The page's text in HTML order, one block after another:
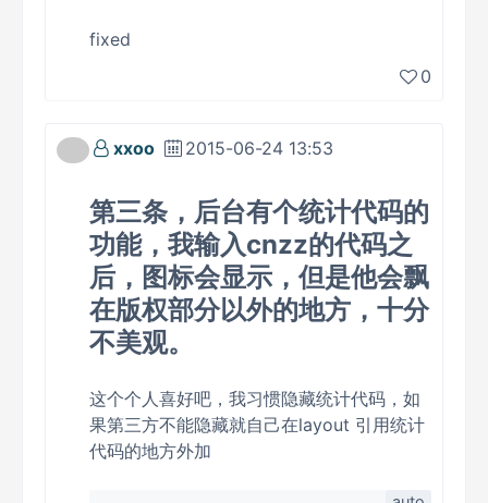
fixed
0
xxoo 2015-06-24 13:53
第三条，后台有个统计代码的
功能，我输入cnzz的代码之
后，图标会显示，但是他会飘
在版权部分以外的地方，十分
不美观。
这个个人喜好吧，我习惯隐藏统计代码，如
果第三方不能隐藏就自己在layout 引用统计
代码的地方外加